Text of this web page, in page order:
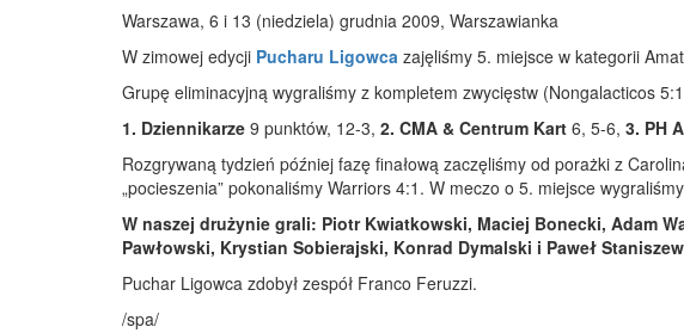
Warszawa, 6 i 13 (niedziela) grudnia 2009, Warszawianka
W zimowej edycji Pucharu Ligowca zajęliśmy 5. miejsce w kategorii
Grupę eliminacyjną wygraliśmy z kompletem zwycięstw (Nongalacticos
1. Dziennikarze 9 punktów, 12-3, 2. CMA & Centrum Kart 6, 5-6, 3. PH
Rozgrywaną tydzień później fazę finałową zaczęliśmy od porażki z
„pocieszenia” pokonaliśmy Warriors 4:1. W meczo o 5. miejsce
W naszej drużynie grali: Piotr Kwiatkowski, Maciej Bonecki, Adam
Pawłowski, Krystian Sobierajski, Konrad Dymalski i Paweł
Puchar Ligowca zdobył zespół Franco Feruzzi.
/spa/